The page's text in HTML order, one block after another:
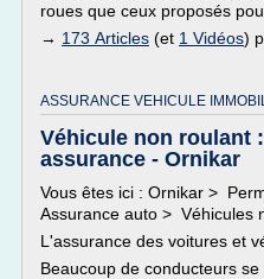
roues que ceux proposés
→ 173 Articles (et 1 Vidéos)
ASSURANCE VEHICULE
Véhicule non roulant
assurance - Ornikar
Vous êtes ici : Ornikar >
Assurance auto > Véhicules
L'assurance des voitures et
Beaucoup de conducteurs